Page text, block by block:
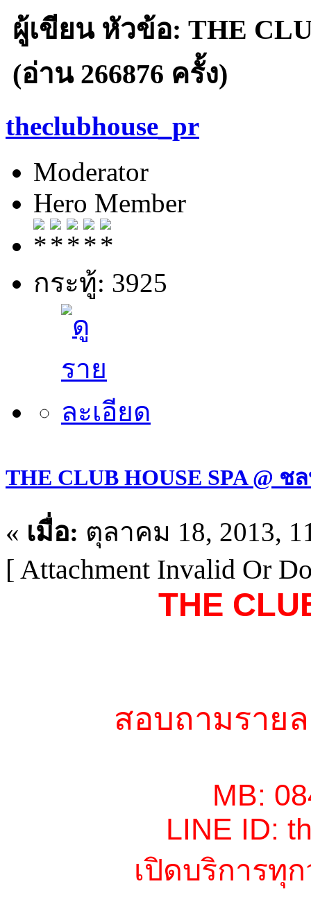
ผู้เขียนหัวข้อ: THE
(อ่าน 266876 ครั้ง)
theclubhouse_pr
Moderator
Hero Member
กระทู้: 3925
THE CLUB HOUSE SPA @ ช
« เมื่อ: ตุลาคม 18, 2013,
[ Attachment Invalid Or
THE
สอบถามราย
MB:
LINE ID:
เปิดบริการทุ